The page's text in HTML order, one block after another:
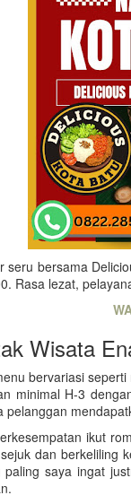
seru bersama
Rasa lezat,
Wisata
bervariasi
minimal H-3
pelanggan
ikut
dan berkeliling
saya ingat